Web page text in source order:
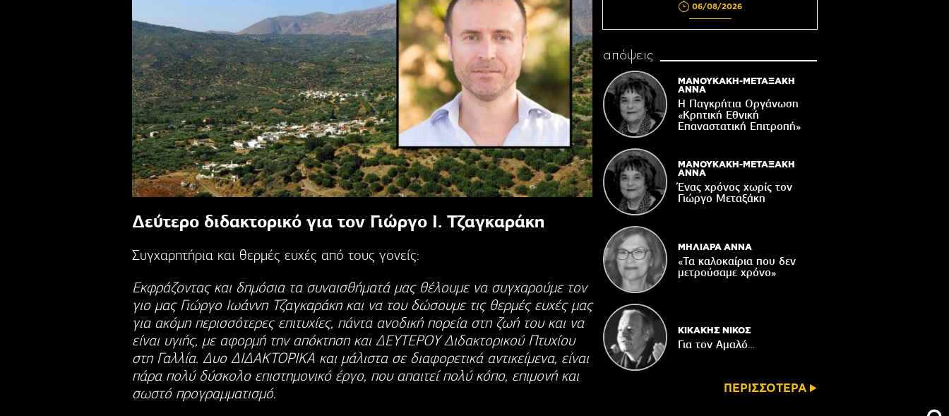
Δεύτερο διδακτορικό για τον Γιώργο Ι. Τζαγκαράκη
Συγχαρητήρια και θερμές ευχές από τους γονείς:
Εκφράζοντας και δημόσια τα συναισθήματά μας θέλουμε να συγχαρούμε τον
γιο μας Γιώργο Ιωάννη Τζαγκαράκη και να του δώσουμε τις θερμές ευχές μας
για ακόμη περισσότερες επιτυχίες, πάντα ανοδική πορεία στη ζωή του και να
είναι υγιής, με αφορμή την απόκτηση και ΔΕΥΤΕΡΟΥ Διδακτορικού Πτυχίου
στη Γαλλία. Δυο ΔΙΔΑΚΤΟΡΙΚΑ και μάλιστα σε διαφορετικά αντικείμενα, είναι
πάρα πολύ δύσκολο επιστημονικό έργο, που απαιτεί πολύ κόπο, επιμονή και
σωστό προγραμματισμό.
06/08/2026
Η 8η Γιορτή Μπανάνας στην Άρβη με τη
Νέος μετεωρολογικός σταθμός στον
οικισμό του Συκολόγου
05/08/2026
Κορυφώνονται οι «Τέχνες του Νότου»
Γιορτάζει ο Ιερός Ναός του Αφέντη Χριστού
στο Βαχό
04/08/2026
απόψεις
ΜΑΝΟΥΚΑΚΗ-ΜΕΤΑΞΑΚΗ
ΑΝΝΑ
Η Παγκρήτια Οργάνωση
«Κρητική Εθνική
Επαναστατική Eπιτροπή»
ΜΑΝΟΥΚΑΚΗ-ΜΕΤΑΞΑΚΗ
ΑΝΝΑ
Ένας χρόνος χωρίς τον
Γιώργο Μεταξάκη
ΜΗΛΙΑΡΑ ΑΝΝΑ
«Τα καλοκαίρια που δεν
μετρούσαμε χρόνο»
ΚΙΚΑΚΗΣ ΝΙΚΟΣ
Για τον Αμαλό…
ΠΕΡΙΣΣΟΤΕΡΑ